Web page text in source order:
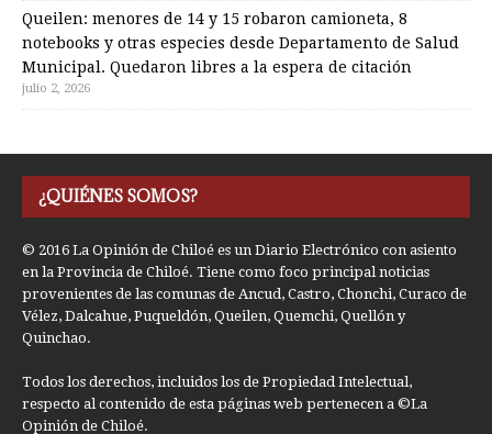
Queilen: menores de 14 y 15 robaron camioneta, 8
notebooks y otras especies desde Departamento de Salud
Municipal. Quedaron libres a la espera de citación
julio 2, 2026
¿QUIÉNES SOMOS?
© 2016 La Opinión de Chiloé es un Diario Electrónico con asiento
en la Provincia de Chiloé. Tiene como foco principal noticias
provenientes de las comunas de Ancud, Castro, Chonchi, Curaco de
Vélez, Dalcahue, Puqueldón, Queilen, Quemchi, Quellón y
Quinchao.
Todos los derechos, incluidos los de Propiedad Intelectual,
respecto al contenido de esta páginas web pertenecen a ©La
Opinión de Chiloé.